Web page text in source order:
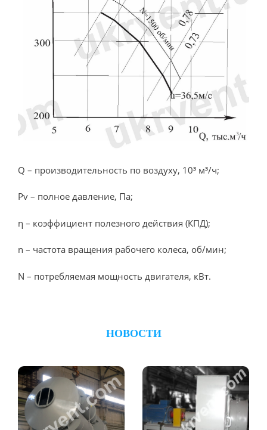
Q – производительность по воздуху, 10³ м³/ч;
Pv – полное давление, Па;
η – коэффициент полезного действия (КПД);
n – частота вращения рабочего колеса, об/мин;
N – потребляемая мощность двигателя, кВт.
НОВОСТИ